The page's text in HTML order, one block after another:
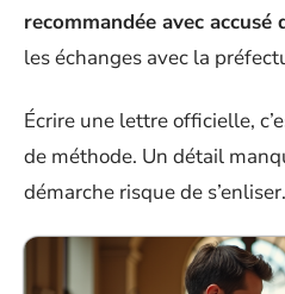
recommandée avec accusé
les échanges avec la
Écrire une lettre officielle,
de méthode. Un détail
démarche risque de s’enliser.